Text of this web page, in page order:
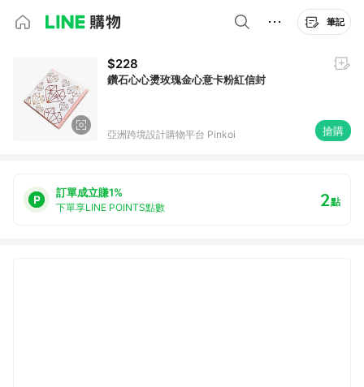
筆記
$228
鑽石心心燙玫瑰金心意卡粉紅信封
亞洲跨境設計購物平台 Pinkoi 搶購
訂單成立賺1%
下單享LINE POINTS點數 2點